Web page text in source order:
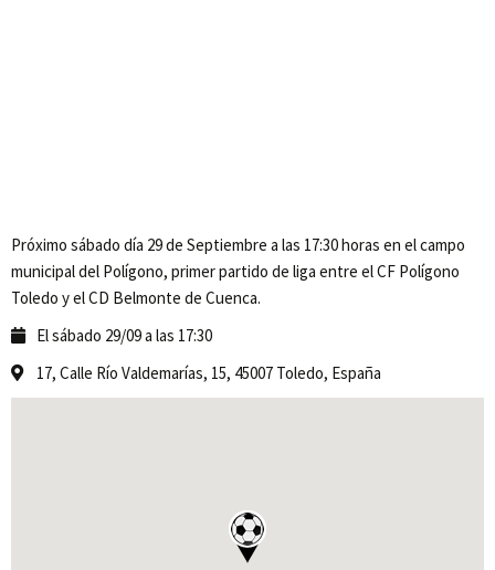
Próximo sábado día 29 de Septiembre a las 17:30 horas en el campo
municipal del Polígono, primer partido de liga entre el CF Polígono
Toledo y el CD Belmonte de Cuenca.
El sábado 29/09 a las 17:30
17, Calle Río Valdemarías, 15, 45007 Toledo, España